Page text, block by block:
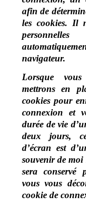
afin de
les cookies. Il
navigateur.
Lorsque
mettrons en
cookies pour
connexion et
durée de vie
deux jours,
d’écran est
souvenir de
sera conservé
vous vous
cookie de